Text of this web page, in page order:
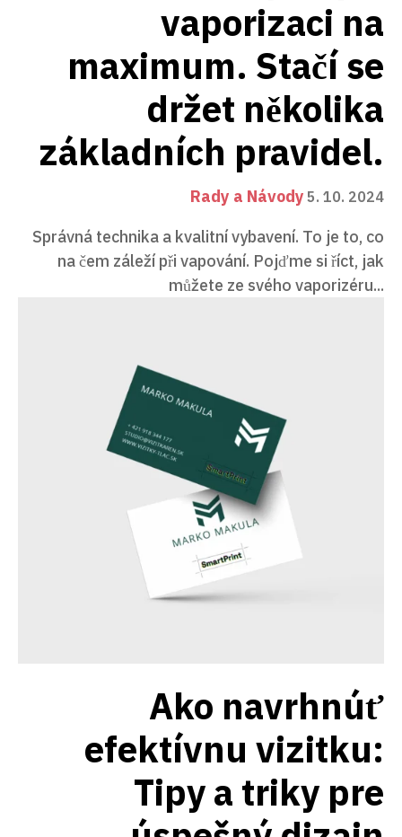
vaporizaci na
maximum. Stačí se
držet několika
základních pravidel.
Rady a Návody5. 10. 2024
Správná technika a kvalitní vybavení. To je to, co
na čem záleží při vapování. Pojďme si říct, jak
můžete ze svého vaporizéru...
Ako navrhnúť
efektívnu vizitku:
Tipy a triky pre